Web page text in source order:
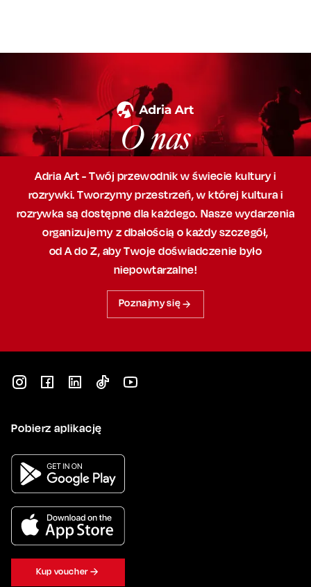
O nas
Adria Art - Twój przewodnik w świecie kultury i
rozrywki. Tworzymy przestrzeń,w której kultura i
rozrywka są dostępne dla każdego. Nasze wydarzenia
organizujemy z dbałością o każdy szczegół,
od A do Z, abyTwoje doświadczenie było
niepowtarzalne!
Poznajmy się
Pobierz aplikację
Kup voucher